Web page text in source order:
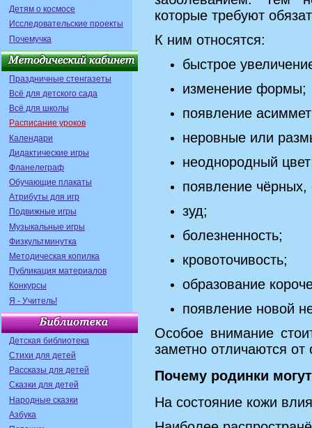
Детям о космосе
Исследовательские проекты
Почемучка
Праздничные стенгазеты
Всё для детского сада
Всё для школы
Расписание уроков
Календари
Дидактические игры
Фланелеграф
Обучающие плакаты
Атрибуты для игр
Подвижные игры
Музыкальные игры
Физкультминутка
Методическая копилка
Публикация материалов
Конкурсы
Я - Учитель!
Детская библиотека
Стихи для детей
Рассказы для детей
Сказки для детей
Народные сказки
Азбука
которые требуют
К ним относятся:
быстрое
изменение формы;
появление
неровные или
неоднородный
появление чёрных,
зуд;
болезненность;
кровоточивость;
образование
появление новой
Особое внимание
заметно отличаются
Почему родинки
На состояние кожи